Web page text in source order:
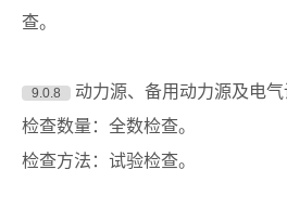
查。
9.0.8
动力源、备用动力源及电气
检查数量：全数检查。
检查方法：试验检查。